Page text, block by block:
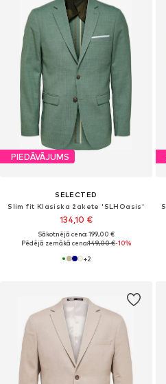
PIEDĀVĀJUMS
SELECTED
Slim fit Klasiska žakete 'SLHOasis'
134,10 €
Sākotnējā cena: 199,00 €
Pēdējā zemākā cena:149,00 €-10%
+2